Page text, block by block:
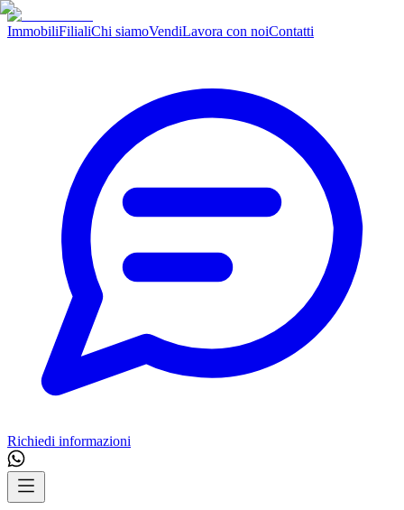
ImmobiliFilialiChi siamoVendiLavora con noiContatti
Richiedi informazioni